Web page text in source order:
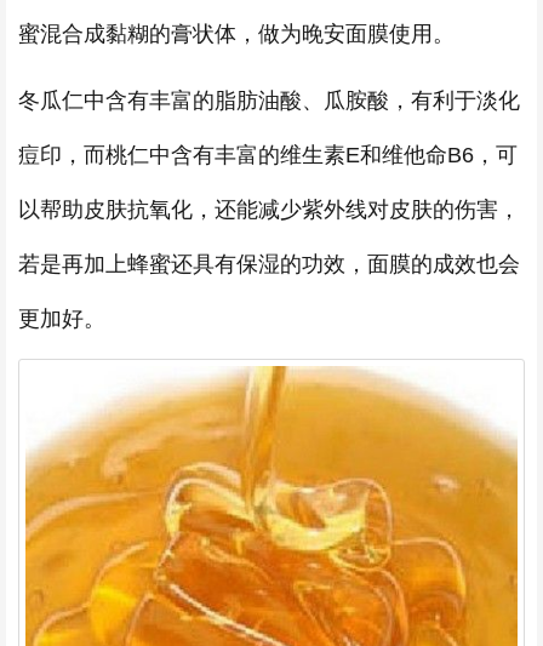
蜜混合成黏糊的膏状体，做为晚安面膜使用。
冬瓜仁中含有丰富的脂肪油酸、瓜胺酸，有利于淡化
痘印，而桃仁中含有丰富的维生素E和维他命B6，可
以帮助皮肤抗氧化，还能减少紫外线对皮肤的伤害，
若是再加上蜂蜜还具有保湿的功效，面膜的成效也会
更加好。